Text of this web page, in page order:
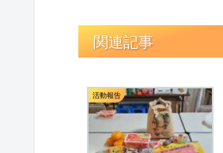
関連記事
活動報告